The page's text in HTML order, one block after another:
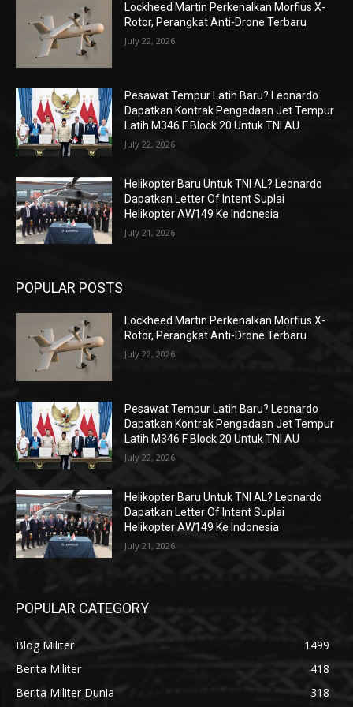
Lockheed Martin Perkenalkan Morfius X-
Rotor, Perangkat Anti-Drone Terbaru
July 22, 2026
Pesawat Tempur Latih Baru? Leonardo
Dapatkan Kontrak Pengadaan Jet Tempur
Latih M346 F Block 20 Untuk TNI AU
July 22, 2026
Helikopter Baru Untuk TNI AL? Leonardo
Dapatkan Letter Of Intent Suplai
Helikopter AW149 Ke Indonesia
July 21, 2026
POPULAR POSTS
Lockheed Martin Perkenalkan Morfius X-
Rotor, Perangkat Anti-Drone Terbaru
July 22, 2026
Pesawat Tempur Latih Baru? Leonardo
Dapatkan Kontrak Pengadaan Jet Tempur
Latih M346 F Block 20 Untuk TNI AU
July 22, 2026
Helikopter Baru Untuk TNI AL? Leonardo
Dapatkan Letter Of Intent Suplai
Helikopter AW149 Ke Indonesia
July 21, 2026
POPULAR CATEGORY
Blog Militer
1499
Berita Militer
418
Berita Militer Dunia
318